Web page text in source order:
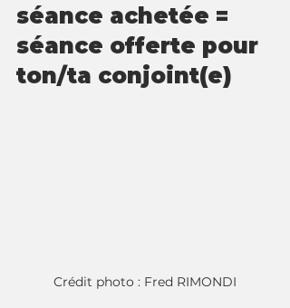
séance achetée =
séance offerte pour
ton/ta conjoint(e)
Crédit photo : Fred RIMONDI